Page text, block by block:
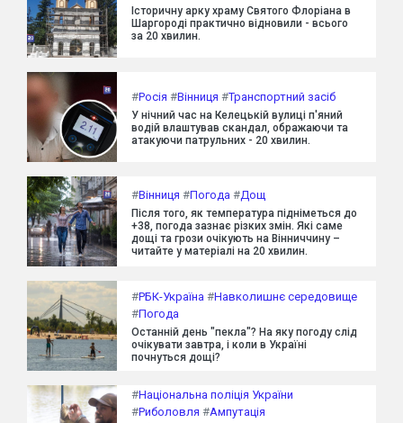
Історичну арку храму Святого Флоріана в
Шаргороді практично відновили - всього
за 20 хвилин.
#Росія #Вінниця #Транспортний засіб
У нічний час на Келецькій вулиці п'яний
водій влаштував скандал, ображаючи та
атакуючи патрульних - 20 хвилин.
#Вінниця #Погода #Дощ
Після того, як температура підніметься до
+38, погода зазнає різких змін. Які саме
дощі та грози очікують на Вінниччину –
читайте у матеріалі на 20 хвилин.
#РБК-Україна #Навколишнє середовище
#Погода
Останній день "пекла"? На яку погоду слід
очікувати завтра, і коли в Україні
почнуться дощі?
#Національна поліція України
#Риболовля #Ампутація